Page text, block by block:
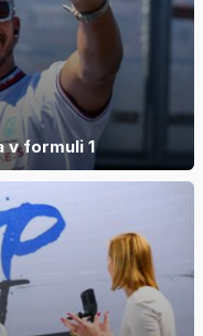
v formuli 1